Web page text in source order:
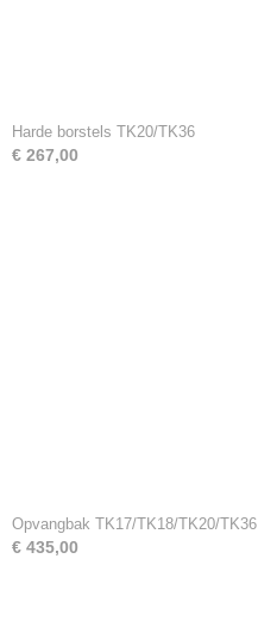
Harde borstels TK20/TK36
€ 267,00
Opvangbak TK17/TK18/TK20/TK36
€ 435,00